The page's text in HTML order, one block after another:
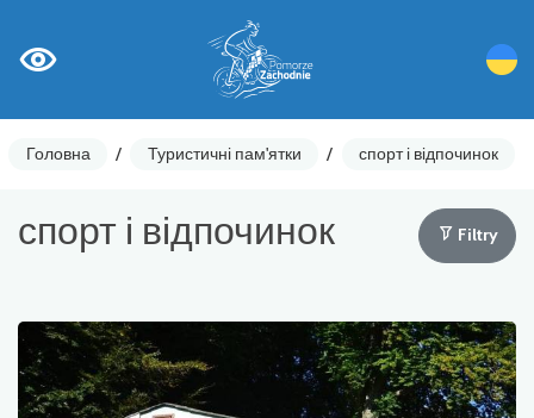
Головна / Туристичні пам'ятки / спорт і відпочинок
спорт і відпочинок Filtry
Лічильники циклів
Ostrzeżenia